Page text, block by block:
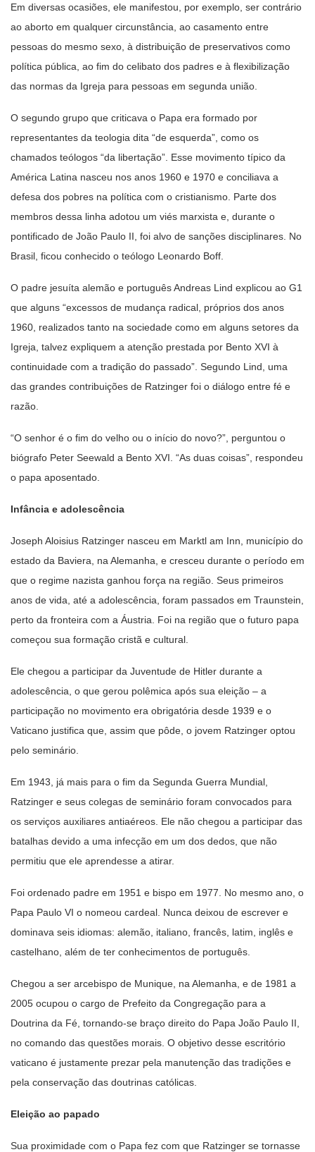
Em diversas ocasiões, ele manifestou, por exemplo, ser contrário
ao aborto em qualquer circunstância, ao casamento entre
pessoas do mesmo sexo, à distribuição de preservativos como
política pública, ao fim do celibato dos padres e à flexibilização
das normas da Igreja para pessoas em segunda união.
O segundo grupo que criticava o Papa era formado por
representantes da teologia dita “de esquerda”, como os
chamados teólogos “da libertação”. Esse movimento típico da
América Latina nasceu nos anos 1960 e 1970 e conciliava a
defesa dos pobres na política com o cristianismo. Parte dos
membros dessa linha adotou um viés marxista e, durante o
pontificado de João Paulo II, foi alvo de sanções disciplinares. No
Brasil, ficou conhecido o teólogo Leonardo Boff.
O padre jesuíta alemão e português Andreas Lind explicou ao G1
que alguns “excessos de mudança radical, próprios dos anos
1960, realizados tanto na sociedade como em alguns setores da
Igreja, talvez expliquem a atenção prestada por Bento XVI à
continuidade com a tradição do passado”. Segundo Lind, uma
das grandes contribuições de Ratzinger foi o diálogo entre fé e
razão.
“O senhor é o fim do velho ou o início do novo?”, perguntou o
biógrafo Peter Seewald a Bento XVI. “As duas coisas”, respondeu
o papa aposentado.
Infância e adolescência
Joseph Aloisius Ratzinger nasceu em Marktl am Inn, município do
estado da Baviera, na Alemanha, e cresceu durante o período em
que o regime nazista ganhou força na região. Seus primeiros
anos de vida, até a adolescência, foram passados em Traunstein,
perto da fronteira com a Áustria. Foi na região que o futuro papa
começou sua formação cristã e cultural.
Ele chegou a participar da Juventude de Hitler durante a
adolescência, o que gerou polêmica após sua eleição – a
participação no movimento era obrigatória desde 1939 e o
Vaticano justifica que, assim que pôde, o jovem Ratzinger optou
pelo seminário.
Em 1943, já mais para o fim da Segunda Guerra Mundial,
Ratzinger e seus colegas de seminário foram convocados para
os serviços auxiliares antiaéreos. Ele não chegou a participar das
batalhas devido a uma infecção em um dos dedos, que não
permitiu que ele aprendesse a atirar.
Foi ordenado padre em 1951 e bispo em 1977. No mesmo ano, o
Papa Paulo VI o nomeou cardeal. Nunca deixou de escrever e
dominava seis idiomas: alemão, italiano, francês, latim, inglês e
castelhano, além de ter conhecimentos de português.
Chegou a ser arcebispo de Munique, na Alemanha, e de 1981 a
2005 ocupou o cargo de Prefeito da Congregação para a
Doutrina da Fé, tornando-se braço direito do Papa João Paulo II,
no comando das questões morais. O objetivo desse escritório
vaticano é justamente prezar pela manutenção das tradições e
pela conservação das doutrinas católicas.
Eleição ao papado
Sua proximidade com o Papa fez com que Ratzinger se tornasse